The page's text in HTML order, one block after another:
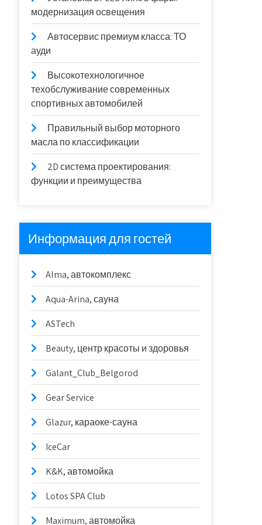
модернизация освещения
Автосервис премиум класса: ТО
ауди
Высокотехнологичное
техобслуживание современных
спортивных автомобилей
Правильный выбор моторного
масла по классификации
2D система проектирования:
функции и преимущества
Информация для гостей
Alma, автокомплекс
Aqua-Arina, сауна
ASTech
Beauty, центр красоты и здоровья
Galant_Club_Belgorod
Gear Service
Glazur, караоке-сауна
IceCar
K&K, автомойка
Lotos SPA Club
Maximum, автомойка